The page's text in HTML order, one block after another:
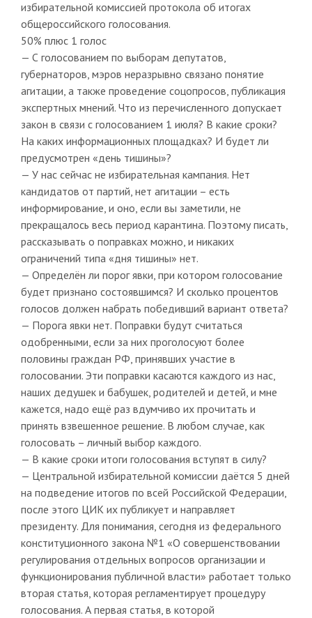
избирательной комиссией протокола об итогах
общероссийского голосования.
50% плюс 1 голос
— С голосованием по выборам депутатов,
губернаторов, мэров неразрывно связано понятие
агитации, а также проведение соцопросов, публикация
экспертных мнений. Что из перечисленного допускает
закон в связи с голосованием 1 июля? В какие сроки?
На каких информационных площадках? И будет ли
предусмотрен «день тишины»?
— У нас сейчас не избирательная кампания. Нет
кандидатов от партий, нет агитации – есть
информирование, и оно, если вы заметили, не
прекращалось весь период карантина. Поэтому писать,
рассказывать о поправках можно, и никаких
ограничений типа «дня тишины» нет.
— Определён ли порог явки, при котором голосование
будет признано состоявшимся? И сколько процентов
голосов должен набрать победивший вариант ответа?
— Порога явки нет. Поправки будут считаться
одобренными, если за них проголосуют более
половины граждан РФ, принявших участие в
голосовании. Эти поправки касаются каждого из нас,
наших дедушек и бабушек, родителей и детей, и мне
кажется, надо ещё раз вдумчиво их прочитать и
принять взвешенное решение. В любом случае, как
голосовать – личный выбор каждого.
— В какие сроки итоги голосования вступят в силу?
— Центральной избирательной комиссии даётся 5 дней
на подведение итогов по всей Российской Федерации,
после этого ЦИК их публикует и направляет
президенту. Для понимания, сегодня из федерального
конституционного закона №1 «О совершенствовании
регулирования отдельных вопросов организации и
функционирования публичной власти» работает только
вторая статья, которая регламентирует процедуру
голосования. А первая статья, в которой